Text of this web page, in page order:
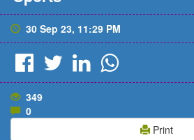
30 Sep 23, 11:29 PM
349
0
Print